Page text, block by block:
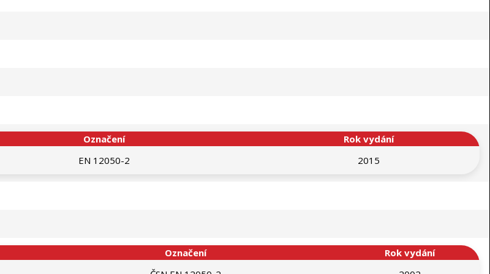
Označení
Rok vydání
EN 12050-2 2015
Označení
Rok vydání